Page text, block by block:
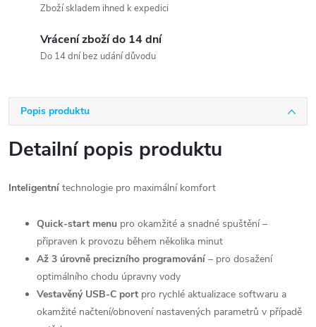
Zboží skladem ihned k expedici
Vrácení zboží do 14 dní
Do 14 dní bez udání důvodu
Popis produktu
Detailní popis produktu
Inteligentní technologie pro maximální komfort
Quick-start menu pro okamžité a snadné spuštění –
připraven k provozu během několika minut
Až 3 úrovně precizního programování – pro dosažení
optimálního chodu úpravny vody
Vestavěný USB-C port pro rychlé aktualizace softwaru a
okamžité načtení/obnovení nastavených parametrů v případě